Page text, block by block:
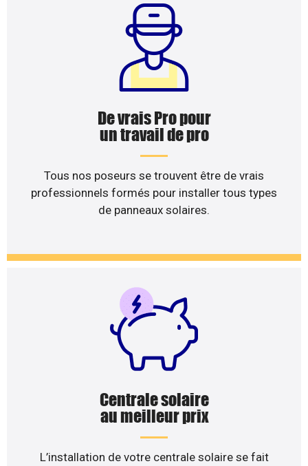
De vrais Pro pour
un travail de pro
Tous nos poseurs se trouvent être de vrais
professionnels formés pour installer tous types
de panneaux solaires.
Centrale solaire
au meilleur prix
L’installation de votre centrale solaire se fait